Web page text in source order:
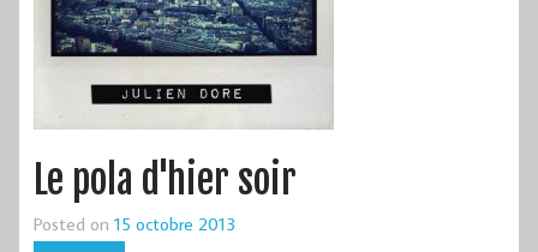
Le pola d'hier soir
Posted on 15 octobre 2013